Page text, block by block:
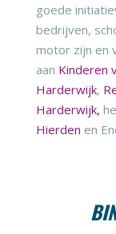
goede
bedrijven,
motor zijn en
aan Kinderen
Harderwijk,
Harderwijk,
Hierden en